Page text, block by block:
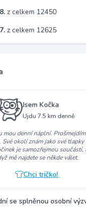
z celkem 12450
z celkem 12625
Jsem Kočka
Ujdu 7.5 km denně
mou denní náplní.
okolí znám jako své tlapky
je samozřejmou součástí,
mě najdete se někde válet.
Chci tričko!
se splněnou osobní